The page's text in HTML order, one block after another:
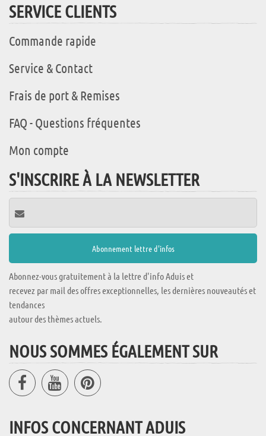
SERVICE CLIENTS
Commande rapide
Service & Contact
Frais de port & Remises
FAQ - Questions fréquentes
Mon compte
S'INSCRIRE À LA NEWSLETTER
Abonnez-vous gratuitement à la lettre d'info Aduis et
recevez par mail des offres exceptionnelles, les dernières nouveautés et
tendances
autour des thèmes actuels.
NOUS SOMMES ÉGALEMENT SUR
INFOS CONCERNANT ADUIS